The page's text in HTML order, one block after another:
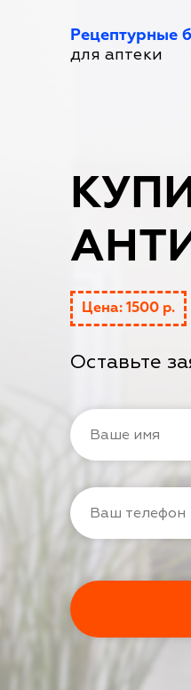
Рецептурные
для аптеки
Цена: 1500 р.
Оставьте